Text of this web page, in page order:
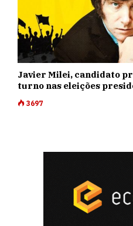
Javier Milei, candidato
turno nas eleições
3697